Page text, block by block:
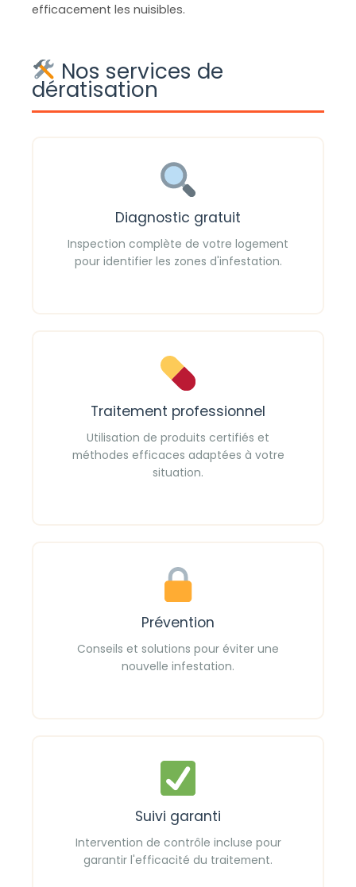
efficacement les nuisibles.
Nos services de
dératisation
Diagnostic gratuit
Inspection complète de votre logement
pour identifier les zones d'infestation.
Traitement professionnel
Utilisation de produits certifiés et
méthodes efficaces adaptées à votre
situation.
Prévention
Conseils et solutions pour éviter une
nouvelle infestation.
Suivi garanti
Intervention de contrôle incluse pour
garantir l'efficacité du traitement.